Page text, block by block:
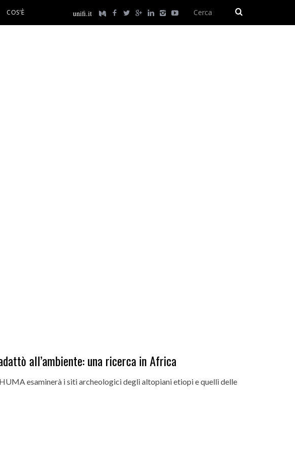
unifi.it
COS’È
all’ambiente: una ricerca in Africa
esaminerà i siti archeologici degli altopiani etiopi e quelli delle